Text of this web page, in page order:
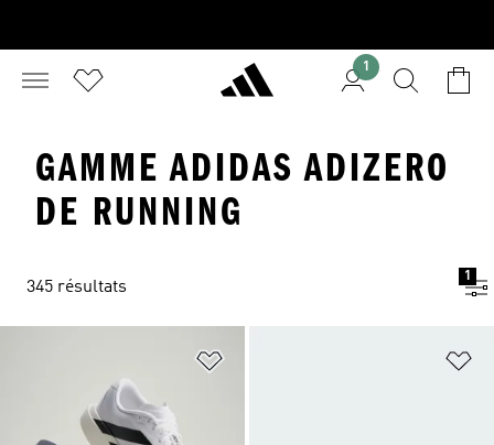
1
GAMME ADIDAS ADIZERO
DE RUNNING
345 résultats
1
Ajouter à la Liste de produits